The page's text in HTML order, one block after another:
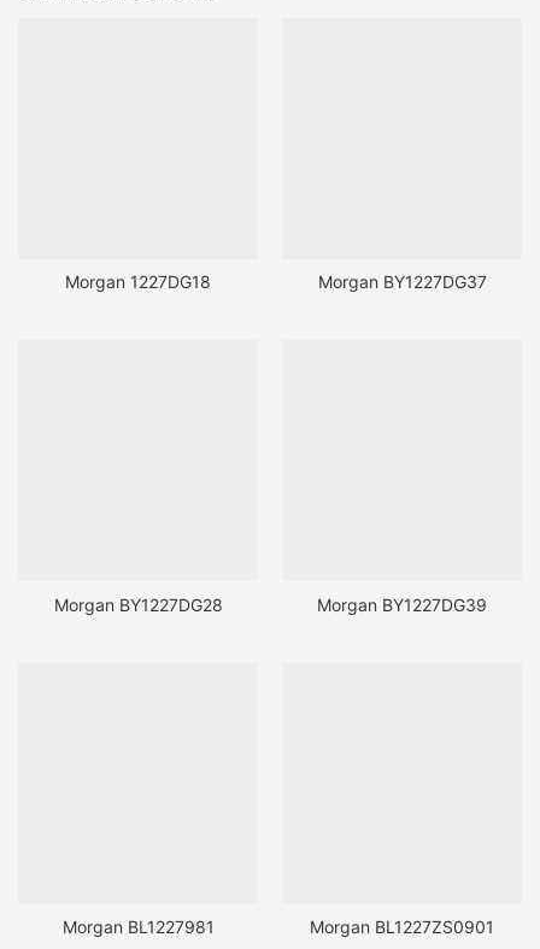
Morgan 1227DG18 Morgan BY1227DG37
Morgan BY1227DG28 Morgan BY1227DG39
Morgan BL1227981 Morgan BL1227ZS0901